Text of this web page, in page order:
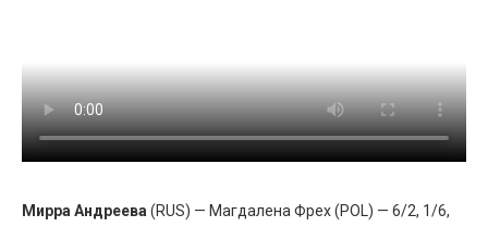
Мирра Андреева (RUS) — Магдалена Фрех (POL) — 6/2, 1/6,